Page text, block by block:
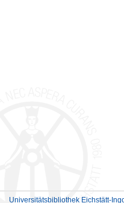
Universitätsbibliothek Eichstätt-